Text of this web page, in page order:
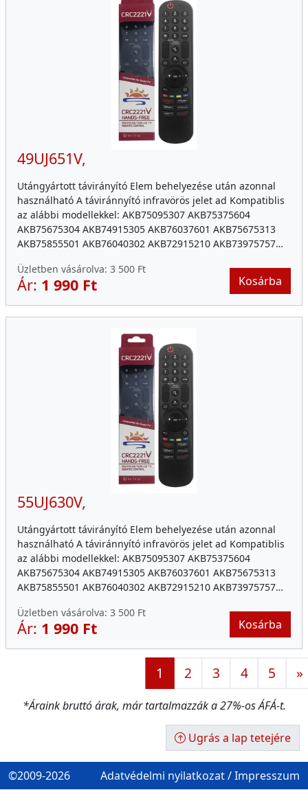
49UJ651V,
Utángyártott távirányító Elem behelyezése után azonnal
használható A táviránnyító infravörös jelet ad Kompatiblis
az alábbi modellekkel: AKB75095307 AKB75375604
AKB75675304 AKB74915305 AKB76037601 AKB75675313
AKB75855501 AKB76040302 AKB72915210 AKB73975757…
Üzletben vásárolva: 3 500 Ft
Ár: 1 990 Ft Kosárba
55UJ630V,
Utángyártott távirányító Elem behelyezése után azonnal
használható A táviránnyító infravörös jelet ad Kompatiblis
az alábbi modellekkel: AKB75095307 AKB75375604
AKB75675304 AKB74915305 AKB76037601 AKB75675313
AKB75855501 AKB76040302 AKB72915210 AKB73975757…
Üzletben vásárolva: 3 500 Ft
Ár: 1 990 Ft Kosárba
1 2 3 4 5 »
*Áraink bruttó árak, már tartalmazzák a 27%-os ÁFÁ-t.
Ugrás a lap tetejére
©2009-2026 Adatvédelmi nyilatkozat/Impresszum